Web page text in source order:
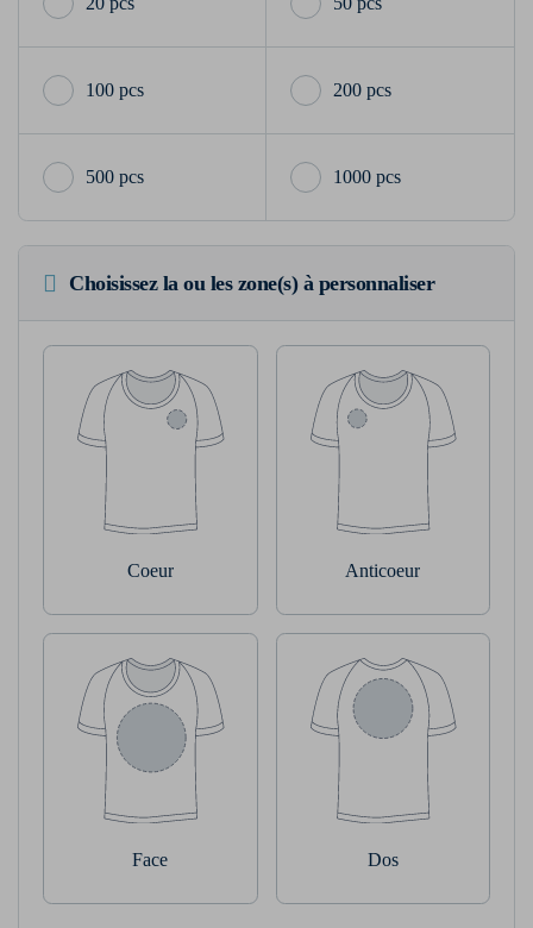
100 pcs 200 pcs
500 pcs 1000 pcs
Choisissez la ou les zone(s) à personnaliser
Coeur Anticoeur
Face Dos